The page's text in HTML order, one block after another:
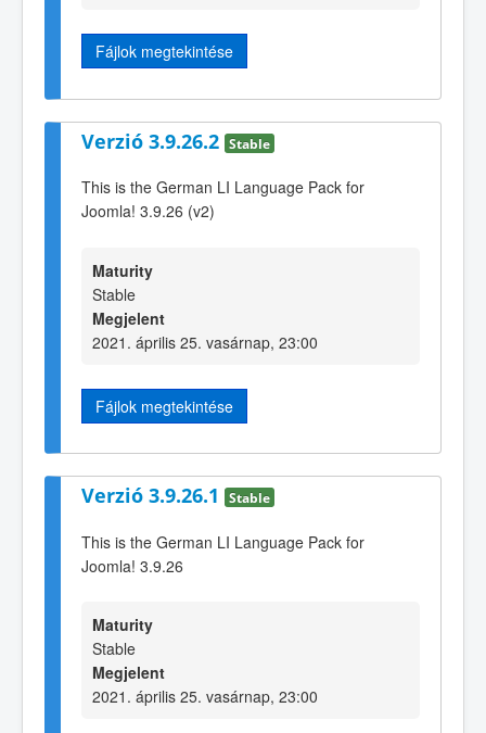
Fájlok megtekintése
Verzió 3.9.26.2 Stable
This is the German LI Language Pack for
Joomla! 3.9.26 (v2)
Maturity
Stable
Megjelent
2021. április 25. vasárnap, 23:00
Fájlok megtekintése
Verzió 3.9.26.1 Stable
This is the German LI Language Pack for
Joomla! 3.9.26
Maturity
Stable
Megjelent
2021. április 25. vasárnap, 23:00